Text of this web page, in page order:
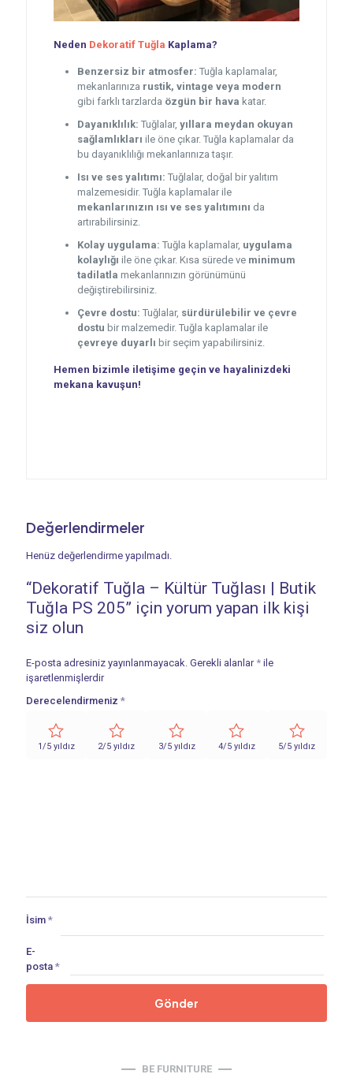
Neden Dekoratif Tuğla Kaplama?
Benzersiz bir atmosfer: Tuğla kaplamalar,
mekanlarınıza rustik, vintage veya modern
gibi farklı tarzlarda özgün bir hava katar.
Dayanıklılık: Tuğlalar, yıllara meydan okuyan
sağlamlıkları ile öne çıkar. Tuğla kaplamalar da
bu dayanıklılığı mekanlarınıza taşır.
Isı ve ses yalıtımı: Tuğlalar, doğal bir yalıtım
malzemesidir. Tuğla kaplamalar ile
mekanlarınızın ısı ve ses yalıtımını da
artırabilirsiniz.
Kolay uygulama: Tuğla kaplamalar, uygulama
kolaylığı ile öne çıkar. Kısa sürede ve minimum
tadilatla mekanlarınızın görünümünü
değiştirebilirsiniz.
Çevre dostu: Tuğlalar, sürdürülebilir ve çevre
dostu bir malzemedir. Tuğla kaplamalar ile
çevreye duyarlı bir seçim yapabilirsiniz.
Hemen bizimle iletişime geçin ve hayalinizdeki
mekana kavuşun!
Değerlendirmeler
Henüz değerlendirme yapılmadı.
“Dekoratif Tuğla – Kültür Tuğlası | Butik
Tuğla PS 205” için yorum yapan ilk kişi
siz olun
E-posta adresiniz yayınlanmayacak. Gerekli alanlar * ile
işaretlenmişlerdir
Derecelendirmeniz *
1/5 yıldız 2/5 yıldız 3/5 yıldız 4/5 yıldız 5/5 yıldız
İsim *
E-
posta *
BE FURNITURE